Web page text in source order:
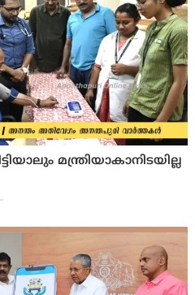
മന്ത്രിയാകാനിടയില്ല